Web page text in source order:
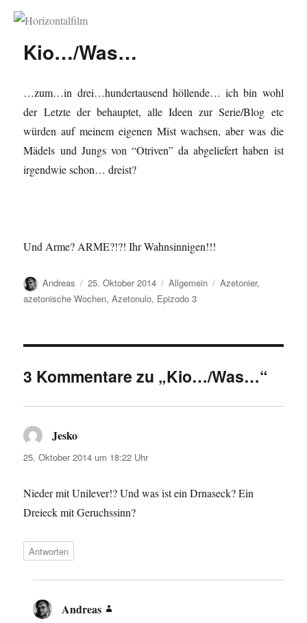
Horizontalfilm
Kio…/Was…
…zum…in drei…hundertausend höllende… ich bin wohl
der Letzte der behauptet, alle Ideen zur Serie/Blog etc
würden auf meinem eigenen Mist wachsen, aber was die
Mädels und Jungs von “Otriven” da abgeliefert haben ist
irgendwie schon… dreist?
Und Arme? ARME?!?! Ihr Wahnsinnigen!!!
Autor
Andreas
Veröffentlicht
am
25. Oktober 2014 Kategorien
Allgemein Schlagwörter
Azetonier,
azetonische Wochen,Azetonulo, Epizodo 3
3 Kommentare zu „Kio…/Was…“
Jesko
25. Oktober 2014 um 18:22 Uhr
Nieder mit Unilever!? Und was ist ein Drnaseck? Ein
Dreieck mit Geruchssinn?
Antworten
Andreas